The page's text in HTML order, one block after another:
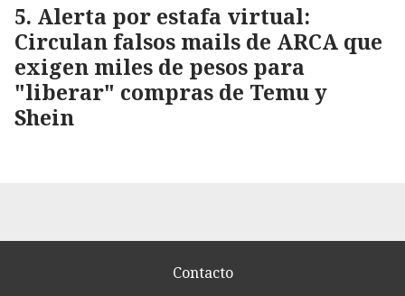
Alerta por estafa virtual:
Circulan falsos mails de ARCA que
exigen miles de pesos para
"liberar" compras de Temu y
Shein
Contacto